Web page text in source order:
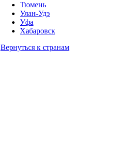
Тюмень
Улан-Удэ
Уфа
Хабаровск
Вернуться к странам